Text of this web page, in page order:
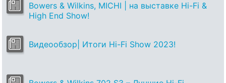
Bowers & Wilkins, MICHI | на выставке Hi-Fi &
High End Show!
Видеообзор| Итоги Hi-Fi Show 2023!